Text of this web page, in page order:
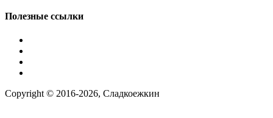
Полезные ссылки
Copyright © 2016-2026, Сладкоежкин